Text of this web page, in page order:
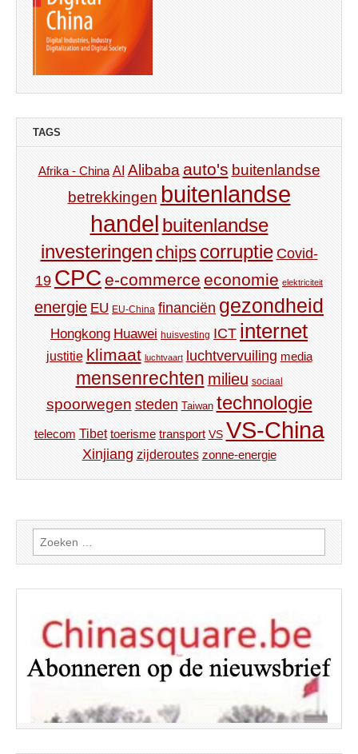
TAGS
Afrika - China AI Alibaba auto's buitenlandse
betrekkingen buitenlandse
handel buitenlandse
investeringen chips corruptie Covid-
19 CPC e-commerce economie elektriciteit
energie EU EU-China financiën gezondheid
Hongkong Huawei huisvesting ICT internet
justitie klimaat luchtvaart luchtvervuiling media
mensenrechten milieu sociaal
spoorwegen steden Taiwan technologie
telecom Tibet toerisme transport VS VS-China
Xinjiang zijderoutes zonne-energie
Zoeken
naar: